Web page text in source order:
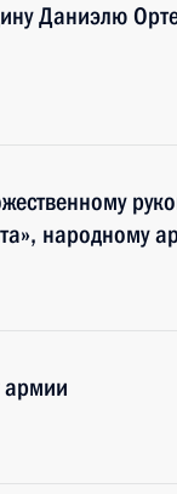
Даниэлю
народному
армии